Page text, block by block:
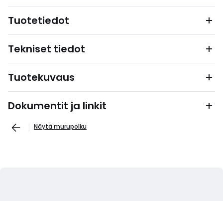
Tuotetiedot
Tekniset tiedot
Tuotekuvaus
Dokumentit ja linkit
Näytä murupolku